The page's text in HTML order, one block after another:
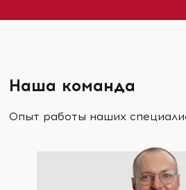
Наша команда
Опыт работы наших